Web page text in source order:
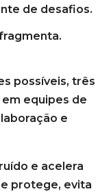
de desafios.
possíveis, três
equipes de
e
e acelera
protege, evita